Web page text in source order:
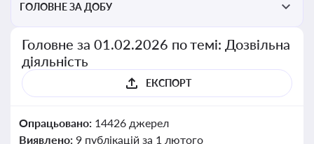
ГОЛОВНЕ ЗА ДОБУ
Головне за 01.02.2026 по темі: Дозвільна
діяльність
ЕКСПОРТ
Опрацьовано: 14426 джерел
Виявлено: 9 публікацій за 1 лютого